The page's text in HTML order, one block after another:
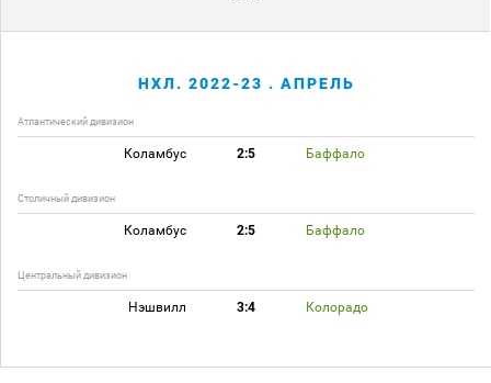
НХЛ. 2022-23 . АПРЕЛЬ
Атлантический дивизион
Коламбус 2:5 Баффало
Столичный дивизион
Коламбус 2:5 Баффало
Центральный дивизион
Нэшвилл 3:4 Колорадо